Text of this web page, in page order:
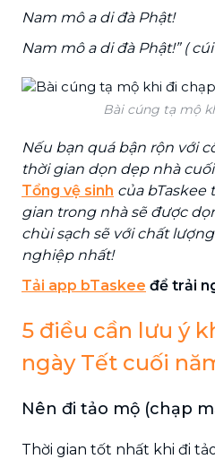
Nam mô a di đà Phật!
Nam mô a di đà Phật!” (
Bài cúng tạ mộ
Nếu bạn quá bận rộn với
thời gian dọn dẹp nhà
Tổng vệ sinh của bTaskee
gian trong nhà sẽ được
chùi sạch sẽ với chất
nghiệp nhất!
Tải app bTaskee để trải
5 điều cần lưu ý
ngày Tết cuối
Nên đi tảo mộ (chạp
Thời gian tốt nhất khi đi